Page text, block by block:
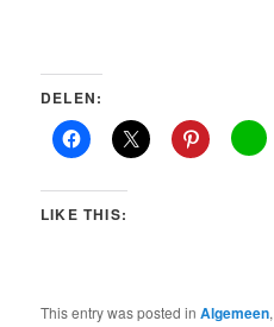
DELEN:
LIKE THIS:
This entry was posted inAlgemeen,